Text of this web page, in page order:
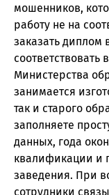
мошенников,
работу не на
заказать диплом
Министерства
занимается
так и старого
заполняете
данных, года
квалификации и
заведения. При
сотрудники